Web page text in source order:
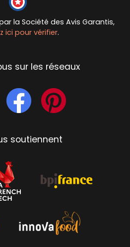
la Société des Avis Garantis,
ici pour vérifier.
sur les réseaux
soutiennent